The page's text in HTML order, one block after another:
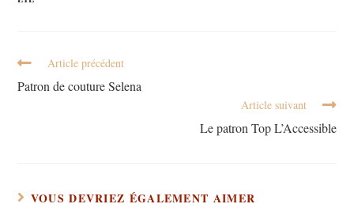
Article précédent
Patron de couture Selena
Article suivant
Le patron Top L’Accessible
VOUS DEVRIEZ ÉGALEMENT AIMER